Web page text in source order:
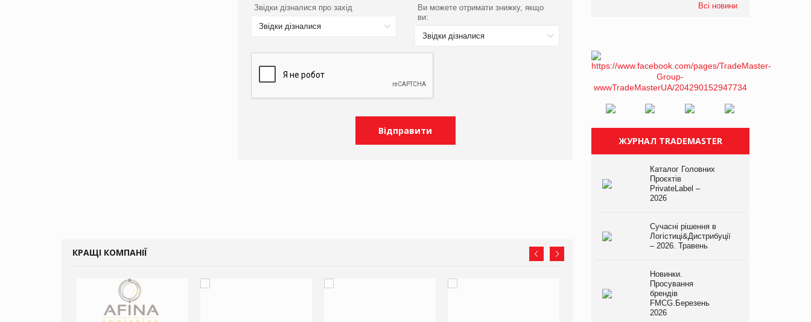
Звідки дізналися про захід
Звідки дізналися
Ви можете отримати знижку, якщо
ви:
Звідки дізналися
КРАЩІ КОМПАНІЇ
Всі новини
ЖУРНАЛ TRADEMASTER
Каталог Головних
Проєктів
PrivateLabel –
2026
Сучасні рішення в
Логістиці&Дистрибуції
– 2026. Травень
Новинки.
Просування
брендів
FMCG.Березень
2026